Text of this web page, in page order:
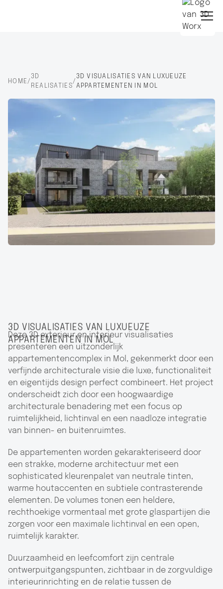
HOME /
3D
REALISATIES
/
3D VISUALISATIES VAN LUXUEUZE
APPARTEMENTEN IN MOL
3D VISUALISATIES VAN LUXUEUZE
APPARTEMENTEN IN MOL
Deze 3D exterieur en interieur visualisaties
presenteren een uitzonderlijk
appartementencomplex in Mol, gekenmerkt door een
verfijnde architecturale visie die luxe, functionaliteit
en eigentijds design perfect combineert. Het project
onderscheidt zich door een hoogwaardige
architecturale benadering met een focus op
ruimtelijkheid, lichtinval en een naadloze integratie
van binnen- en buitenruimtes.
De appartementen worden gekarakteriseerd door
een strakke, moderne architectuur met een
sophisticated kleurenpalet van neutrale tinten,
warme houtaccenten en subtiele contrasterende
elementen. De volumes tonen een heldere,
rechthoekige vormentaal met grote glaspartijen die
zorgen voor een maximale lichtinval en een open,
ruimtelijk karakter.
Duurzaamheid en leefcomfort zijn centrale
ontwerpuitgangspunten, zichtbaar in de zorgvuldige
interieurinrichting en de relatie tussen de